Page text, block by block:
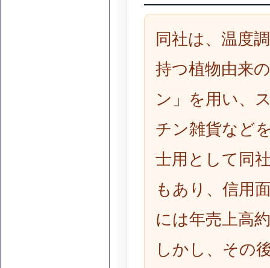
同社は、温度
持つ植物由来
ン」を用い、
チン雑貨など
士用として同
もあり、信用
には年売上高
しかし、その